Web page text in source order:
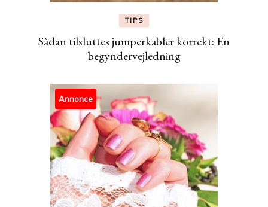
TIPS
Sådan tilsluttes jumperkabler korrekt: En
begyndervejledning
Annonce